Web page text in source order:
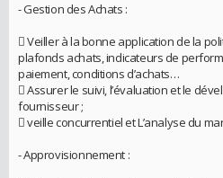
- Gestion des Achats :
 Veiller à la bonne application de la
plafonds achats, indicateurs de
paiement, conditions d’achats…
 Assurer le suivi, l’évaluation et le
fournisseur ;
 veille concurrentiel et L’analyse du
- Approvisionnement :